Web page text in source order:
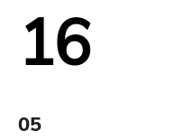
16
05